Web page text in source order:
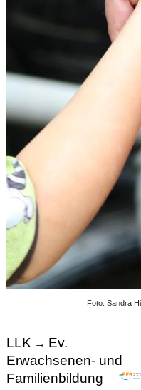
Foto: Sandra
LLK → Ev.
Erwachsenen- und
Familienbildung